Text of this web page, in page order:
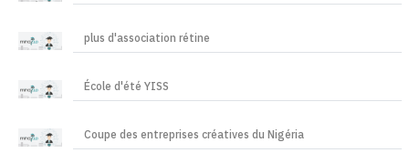
plus d'association rétine
École d'été YISS
Coupe des entreprises créatives du Nigéria